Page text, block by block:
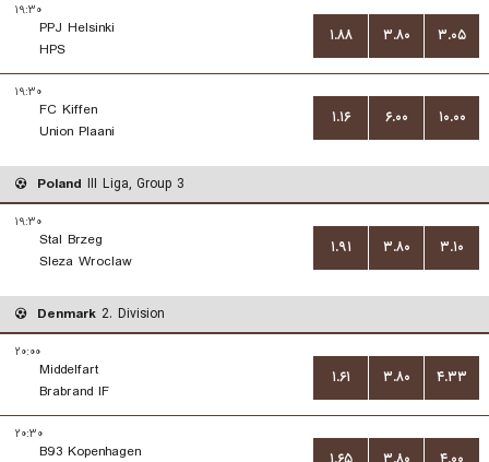
۱۹:۳۰
PPJ Helsinki
HPS
۱.۸۸ ۳.۸۰ ۳.۰۵
۱۹:۳۰
FC Kiffen
Union Plaani
۱.۱۶ ۶.۰۰ ۱۰.۰۰
Poland III Liga, Group 3
۱۹:۳۰
Stal Brzeg
Sleza Wroclaw
۱.۹۱ ۳.۸۰ ۳.۱۰
Denmark 2. Division
۲۰:۰۰
Middelfart
Brabrand IF
۱.۶۱ ۳.۸۰ ۴.۳۳
۲۰:۳۰
B93 Kopenhagen